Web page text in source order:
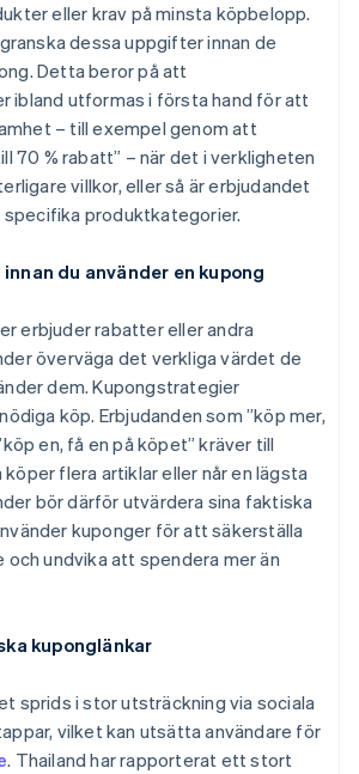
eller krav på minsta köpbelopp.
dessa uppgifter innan de
Detta beror på att
ibland utformas i första hand för att
– till exempel genom att
70 % rabatt” – när det i verkligheten
villkor, eller så är erbjudandet
produktkategorier.
du använder en kupong
erbjuder rabatter eller andra
överväga det verkliga värdet de
dem. Kupongstrategier
köp. Erbjudanden som ”köp mer,
en, få en på köpet” kräver till
flera artiklar eller når en lägsta
bör därför utvärdera sina faktiska
kuponger för att säkerställa
undvika att spendera mer än
kuponglänkar
sprids i stor utsträckning via sociala
vilket kan utsätta användare för
. Thailand har rapporterat ett stort